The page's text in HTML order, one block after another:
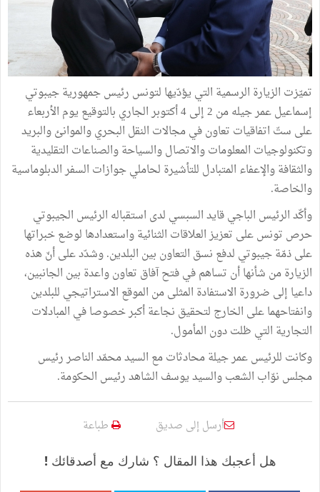
تميّزت الزيارة الرسمية التي يؤدّيها لتونس رئيس جمهورية جيبوتي
إسماعيل عمر جيله من 2 إلى 4 أكتوبر الجاري بالتوقيع يوم الأربعاء
على ستّ اتفاقيات تعاون في مجالات النقل البحري والموانئ والبريد
وتكنولوجيات المعلومات والاتصال والسياحة والصناعات التقليدية
والثقافة والإعفاء المتبادل للتأشيرة لحاملي جوازات السفر الدبلوماسية
والخاصة.
وأكّد الرئيس الباجي قايد السبسي لدى استقباله الرئيس الجيبوتي
حرص تونس على تعزيز العلاقات الثنائية واستعدادها لوضع خبراتها
على ذمّة جيبوتي لدفع نسق التعاون بين البلدين. وشدّد على أنّ هذه
الزيارة من شأنها أن تساهم في فتح آفاق تعاون واعدة بين الجانبين،
داعيا إلى ضرورة الاستفادة المثلى من الموقع الاستراتيجي للبلدين
وانفتاحهما على الخارج لتحقيق نجاعة أكبر خصوصا في المبادلات
التجارية التي ظلت دون المأمول.
وكانت للرئيس عمر جيلة محادثات مع السيد محمّد الناصر رئيس
مجلس نوّاب الشعب والسيد يوسف الشاهد رئيس الحكومة.
أرسل إلى صديق طباعة
هل أعجبك هذا المقال ؟ شارك مع أصدقائك !